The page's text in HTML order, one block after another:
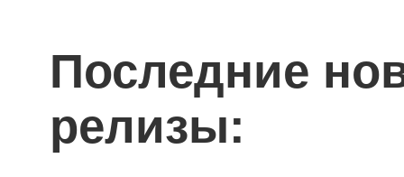
Последние
релизы: